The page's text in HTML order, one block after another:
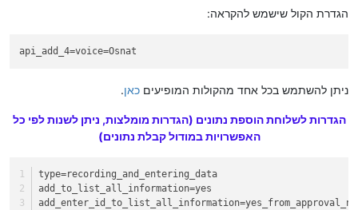
הגדרת הקול שישמש להקראה:
api_add_4=voice=Osnat
ניתן להשתמש בכל אחד מהקולות המופיעים כאן.
הגדרות לשלוחת הוספת נתונים (הגדרות מומלצות, ניתן לשנות לפי כל
האפשרויות במודול קבלת נתונים)
type=recording_and_entering_data
add_to_list_all_information=yes